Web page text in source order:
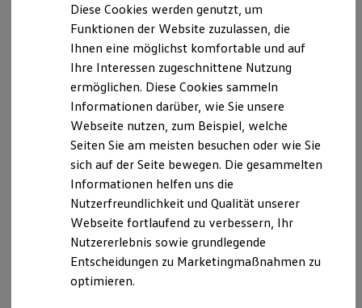
Für Privatkunden
Für Gewerbekunden
Leasing
Für Privatkunden
Für Gewerbekunden
Versicherungen & Garantien
Garantien
Kfz-Versicherung für Nutzfahrzeuge
Restschuldversicherung
Wartungsverträge
Besitzer & Service
Reparatur & Service
Sommer-Special
Reparatur, Pflege & Inspektion
Servicetermin anfragen
Service-Vorteile bei Volkswagen Nutzfahrzeuge
ServicePlus
Economy Service
Räder & Reifen Service
Ersatzfahrzeuge
Argenstraße 52, 87534 Oberstaufen
info@hofmann-autohaus.de
+49 8386 2333
Montag-Donnerstag 07:30- 12:00 Uhr
13:00-17:30
Freitag
07:30- 13:00 Uhr
Ansprechpartner
Termin vereinbaren
Diese Cookies werden genutzt, um
Funktionen der Website zuzulassen, die
Ihnen eine möglichst komfortable und auf
Ihre Interessen zugeschnittene Nutzung
ermöglichen. Diese Cookies sammeln
Informationen darüber, wie Sie unsere
Webseite nutzen, zum Beispiel, welche
Seiten Sie am meisten besuchen oder wie Sie
sich auf der Seite bewegen. Die gesammelten
Informationen helfen uns die
Nutzerfreundlichkeit und Qualität unserer
Webseite fortlaufend zu verbessern, Ihr
Nutzererlebnis sowie grundlegende
Entscheidungen zu Marketingmaßnahmen zu
optimieren.